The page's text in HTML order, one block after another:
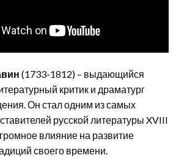
(1733-1812) – выдающийся
критик и драматург
Он стал одним из самых
русской литературы XVIII
влияние на развитие
своего времени.